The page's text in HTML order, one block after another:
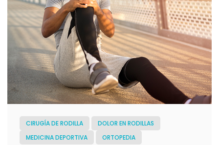
CIRUGÍA DE RODILLA
DOLOR EN RODILLAS
MEDICINA DEPORTIVA
ORTOPEDIA